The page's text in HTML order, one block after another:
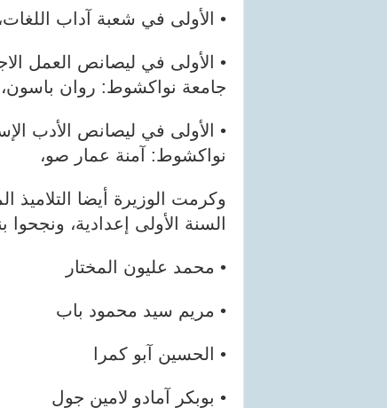
• الأولى في شعبة آداب اللغات، باكلوريا 2025:
• الأولى في ليصانص العمل
جامعة نواكشوط: روان باسون،
• الأولى في ليصانص الأدب
نواكشوط: آمنة عمار صو،
وكرمت الوزيرة أيضا
السنة الأولى إعدادية، ونجحوا بنسبة
• محمد عليون المختار
• مريم سيد محمود باب
• الحسين آبو كمرا
• بوبكر آمادو لامين جول